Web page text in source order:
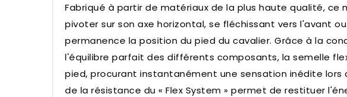
Fabriqué à partir de matériaux de la plus haute qualité, ce
pivoter sur son axe horizontal, se fléchissant vers l'avant
permanence la position du pied du cavalier. Grâce à la
l'équilibre parfait des différents composants, la semelle
pied, procurant instantanément une sensation inédite lors
de la résistance du « Flex System » permet de restituer